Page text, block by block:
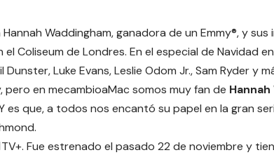
Waddingham, ganadora de un Emmy®, y
Coliseum de Londres. En el especial de Navidad
Luke Evans, Leslie Odom Jr., Sam Ryder y
, pero en mecambioaMac somos muy fan de
es que, a todos nos encantó su papel en la gran
.
Fue estrenado el pasado 22 de noviembre y